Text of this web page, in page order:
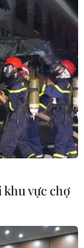
vực chợ